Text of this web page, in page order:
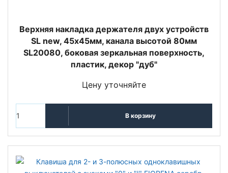
Верхняя накладка держателя двух устройств
SL new, 45х45мм, канала высотой 80мм
SL20080, боковая зеркальная поверхность,
пластик, декор "дуб"
Цену уточняйте
В корзину